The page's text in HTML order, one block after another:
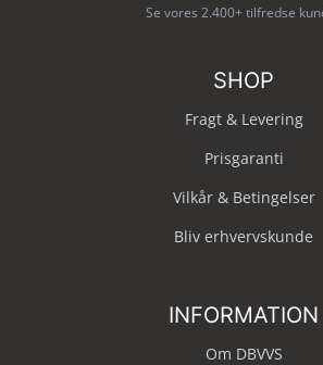
Se vores 2.400+ tilfredse
SHOP
Fragt & Levering
Prisgaranti
Vilkår & Betingelser
Bliv erhvervskunde
INFORMATION
Om DBVVS